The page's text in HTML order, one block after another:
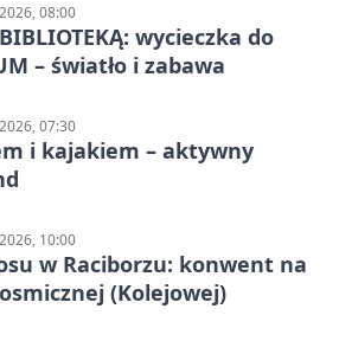
08:00
wycieczka do
– światło i zabawa
07:30
i kajakiem – aktywny
10:00
w Raciborzu: konwent na
(Kolejowej)